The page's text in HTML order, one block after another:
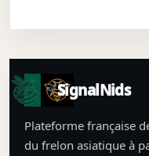
SignalNids
Plateforme française
du frelon asiatique à